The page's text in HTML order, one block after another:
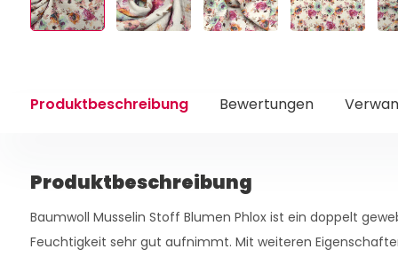
Produktbeschreibung Bewertungen
Produktbeschreibung
Baumwoll Musselin Stoff Blumen Phlox ist ein doppelt
Feuchtigkeit sehr gut aufnimmt. Mit weiteren